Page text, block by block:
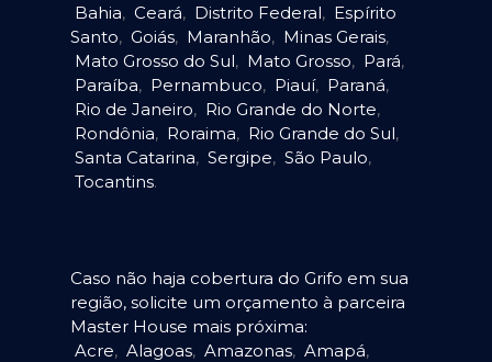
Bahia, Ceará, Distrito Federal, Espírito
Santo, Goiás, Maranhão, Minas Gerais,
Mato Grosso do Sul, Mato Grosso, Pará,
Paraíba, Pernambuco, Piauí, Paraná,
Rio de Janeiro, Rio Grande do Norte,
Rondônia, Roraima, Rio Grande do Sul,
Santa Catarina, Sergipe, São Paulo,
Tocantins.
Caso não haja cobertura do Grifo em sua
região, solicite um orçamento à parceira
Master House mais próxima:
Acre, Alagoas, Amazonas, Amapá,